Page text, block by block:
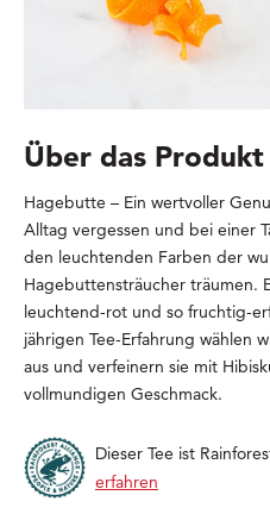
Über das Produkt
Hagebutte – Ein wertvoller
Alltag vergessen und bei einer
den leuchtenden Farben der
Hagebuttensträucher träumen.
leuchtend-rot und so fruchtig-
jährigen Tee-Erfahrung wählen
aus und verfeinern sie mit
vollmundigen Geschmack.
Dieser Tee ist
erfahren